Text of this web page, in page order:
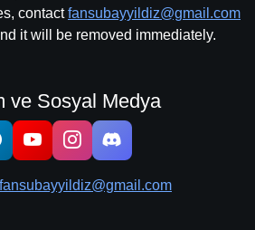
contactfansubayyildiz@gmail.com
it will be removed immediately.
ve Sosyal Medya
fansubayyildiz@gmail.com